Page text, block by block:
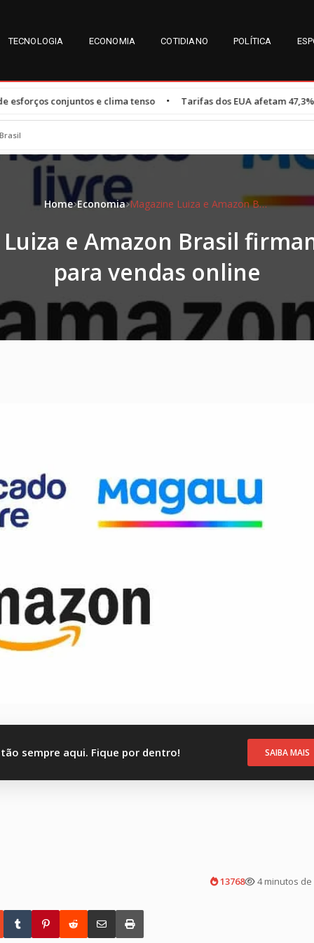
TECNOLOGIA ECONOMIA COTIDIANO POLÍTICA
e clima tenso•Tarifas dos EUA afetam 47,3% das exportações
Home Economia Magazine Luiza e Amazon Brasil firmam parceria para vendas online
e Amazon Brasil
para vendas online
sempre aqui. Fique por dentro! SAIBA MAIS
13768 4 minutos de